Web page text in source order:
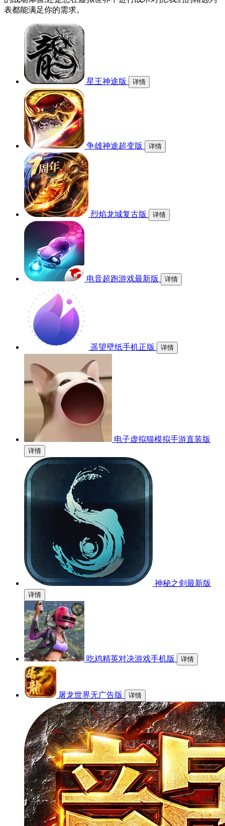
表都能满足你的需求。
星王神途版 详情
争雄神途超变版 详情
烈焰龙城复古版 详情
电音超跑游戏最新版 详情
遥望壁纸手机正版 详情
电子虚拟猫模拟手游直装版
详情
神秘之剑最新版
详情
吃鸡精英对决游戏手机版 详情
屠龙世界无广告版 详情